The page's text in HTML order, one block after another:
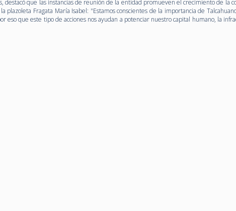
destacó que las instancias de reunión de la entidad promueven el crecimiento de la
plazoleta Fragata María Isabel: "Estamos conscientes de la importancia de
eso que este tipo de acciones nos ayudan a potenciar nuestro capital humano, la